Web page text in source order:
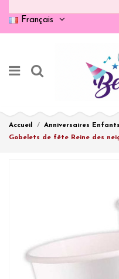
Français
Accueil Anniversaires Enfants
Gobelets de fête Reine des